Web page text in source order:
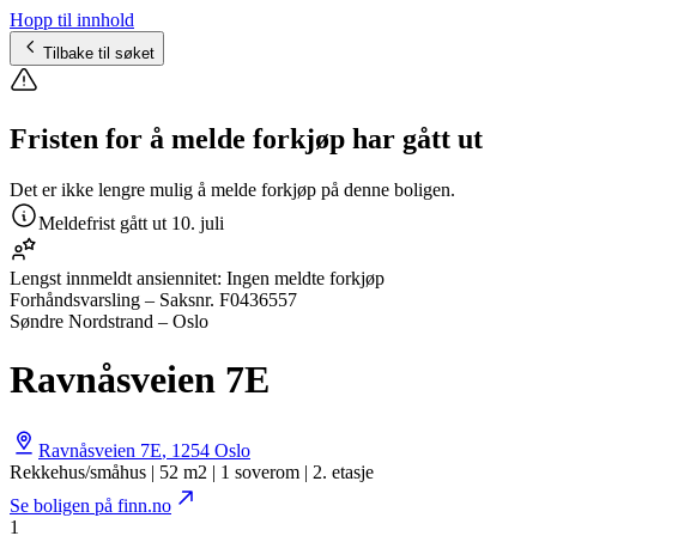
Hopp til innhold
Tilbake til søket
Fristen for å melde forkjøp har gått ut
Det er ikke lengre mulig å melde forkjøp på denne boligen.
Meldefrist gått ut 10. juli
Lengst innmeldt ansiennitet: Ingen meldte forkjøp
Forhåndsvarsling – Saksnr. F0436557
Søndre Nordstrand – Oslo
Ravnåsveien 7E
Ravnåsveien 7E, 1254 Oslo
Rekkehus/småhus | 52 m2 | 1 soverom | 2. etasje
Se boligen på finn.no
1